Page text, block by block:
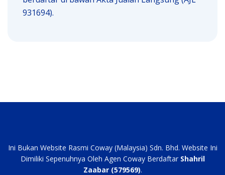
931694).
Ini Bukan Website Rasmi Coway (Malaysia) Sdn. Bhd. Website Ini
Dimiliki Sepenuhnya Oleh Agen Coway Berdaftar Shahril
Zaabar (579569).